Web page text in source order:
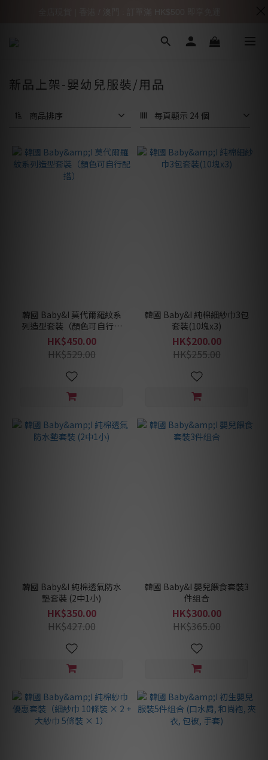
新品上架-嬰幼兒服裝/用品
商品排序 每頁顯示 24 個
韓國 Baby&I 莫代爾羅紋系
列造型套裝（顏色可自行配
搭）
HK$450.00
HK$529.00
韓國 Baby&I 純棉細紗巾3包
套裝(10塊x3)
HK$200.00
HK$255.00
韓國 Baby&I 純棉透氣防水
墊套裝 (2中1小)
HK$350.00
HK$427.00
韓國 Baby&I 嬰兒餵食套裝3
件组合
HK$300.00
HK$365.00